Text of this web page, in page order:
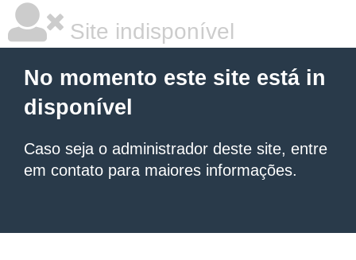
Site indisponível
No momento este site está in
disponível
Caso seja o administrador deste site, entre
em contato para maiores informações.